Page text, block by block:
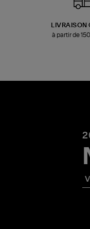
LIVRAISON
à partir de